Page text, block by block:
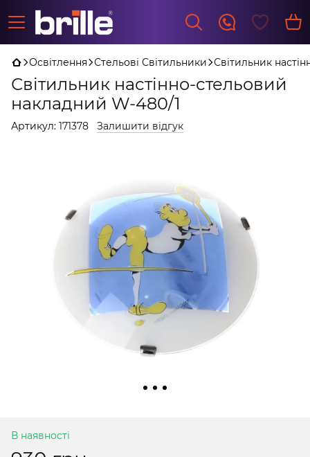
Освітлення Стельові Світильники Світильник
Світильник настінно-стельовий
накладний W-480/1
Артикул: 171378 Залишити відгук
В наявності